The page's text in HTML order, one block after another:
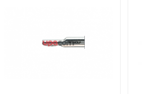
диам 5 мм, длина 310мм с карбидными
диам 5 мм, длина 310мм с карбидными
нити, инструмент шовный для закрытия